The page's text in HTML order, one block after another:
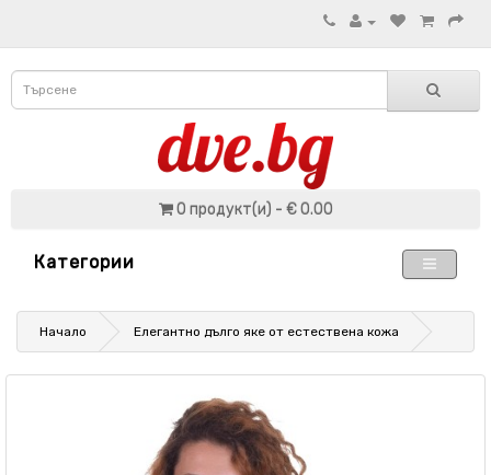
0 продукт(и) - € 0.00
Категории
Начало Елегантно дълго яке от естествена кожа